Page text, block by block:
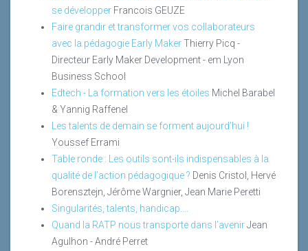
se développer Francois GEUZE
Faire grandir et transformer vos collaborateurs
avec la pédagogie Early MakerThierry Picq -
Directeur Early Maker Development - em Lyon
Business School
Edtech - La formation vers les étoiles Michel Barabel
& Yannig Raffenel
Les talents de demain se forment aujourd’hui !
Youssef Errami
Table ronde : Les outils sont-ils indispensables à la
qualité de l’action pédagogique ? Denis Cristol, Hervé
Borensztejn, Jérôme Wargnier, Jean Marie Peretti
Singularités, talents, handicap….
Quand la RATP nous transporte dans l’avenirJean
Agulhon - André Perret